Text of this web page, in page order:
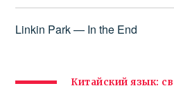
Linkin Park — In the End
Китайский язык: